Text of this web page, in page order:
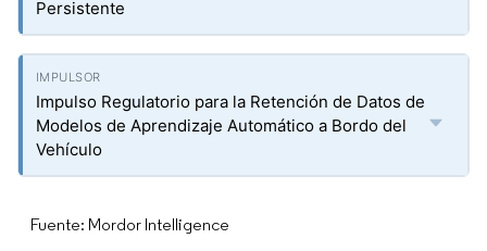
Persistente
Impulso Regulatorio para la Retención de Datos de
Modelos de Aprendizaje Automático a Bordo del
Vehículo
Fuente: Mordor Intelligence